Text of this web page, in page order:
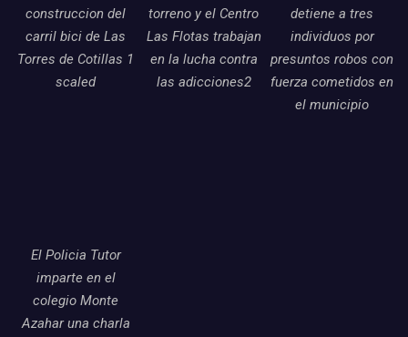
construccion del
carril bici de Las
Torres de Cotillas 1
scaled
torreno y el Centro
Las Flotas trabajan
en la lucha contra
las adicciones2
detiene a tres
individuos por
presuntos robos con
fuerza cometidos en
el municipio
El Policia Tutor
imparte en el
colegio Monte
Azahar una charla